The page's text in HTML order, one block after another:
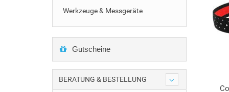
Werkzeuge & Messgeräte
Gutscheine
BERATUNG & BESTELLUNG